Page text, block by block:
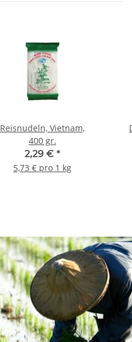
Reisnudeln, Vietnam,
400 gr.
2,29 € *
5,73 € pro 1 kg